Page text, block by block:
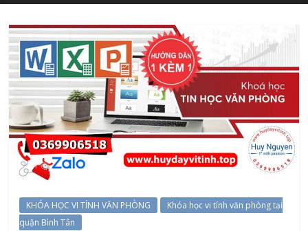
KHÓA HỌC VI TÍNH VĂN PHÒNG
Khóa học vi tính văn phòng tại
quận Bình Tân